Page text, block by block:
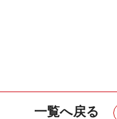
一覧へ戻る